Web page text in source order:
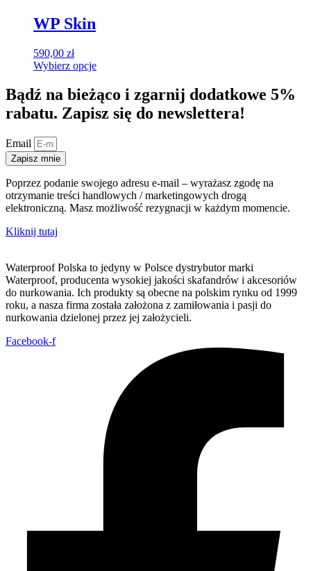
ma
wiele
Opcje
można
na
produktu
WP Skin
590,00 zł
Wybierz opcje
produkt
ma
wiele
Opcje
można
wybrać
stronie
produktu
Bądź na bieżąco i zgarnij dodatkowe 5%
rabatu. Zapisz się do newslettera!
Email
Zapisz mnie
Poprzez podanie swojego adresu e-mail – wyrażasz zgodę na
otrzymanie treści handlowych / marketingowych drogą
elektroniczną. Masz możliwość rezygnacji w każdym momencie.
Kliknij tutaj
Waterproof Polska to jedyny w Polsce dystrybutor marki
Waterproof, producenta wysokiej jakości skafandrów i akcesoriów
do nurkowania. Ich produkty są obecne na polskim rynku od 1999
roku, a nasza firma została założona z zamiłowania i pasji do
nurkowania dzielonej przez jej założycieli.
Facebook-f